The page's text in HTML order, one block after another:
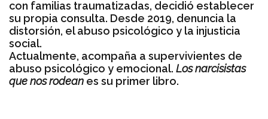
con familias traumatizadas, decidió establecer
su propia consulta. Desde 2019, denuncia la
distorsión, el abuso psicológico y la injusticia
social.
Actualmente, acompaña a supervivientes de
abuso psicológico y emocional. Los narcisistas
que nos rodean es su primer libro.